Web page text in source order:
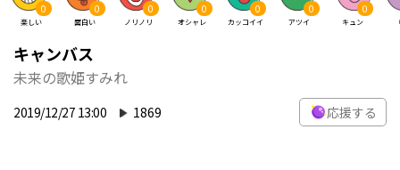
0
楽しい
0
面白い
0
ノリノリ
0
オシャレ
0
カッコイイ
0
アツイ
0
キュン
キャンバス
未来の歌姫すみれ
2019/12/27 13:00 1869 応援する